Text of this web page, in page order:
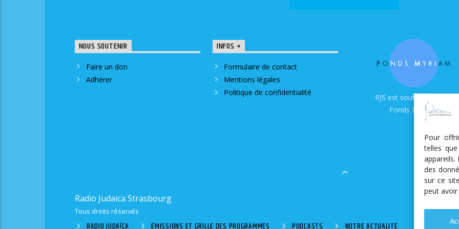
Pour
telles
des
sur ce
peut
NOUS SOUTENIR
Faire un don
Adhérer
INFOS +
Formulaire de contact
Mentions légales
Politique de confidentialité
RJS est soutenue par le
Fonds Myriam
Radio Judaica Strasbourg
Tous droits réservés
RADIO JUDAÏCA ÉMISSIONS ET GRILLE DES PROGRAMMES PODCASTS NOTRE ACTUALITÉ